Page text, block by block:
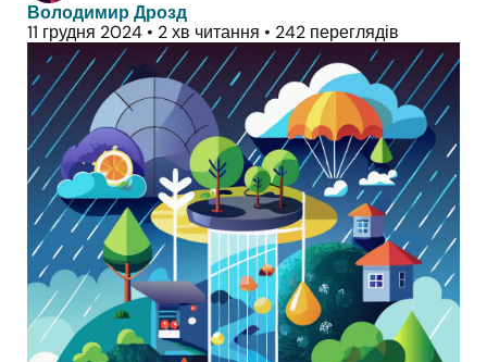
Володимир Дрозд
11 грудня 2024 • 2 хв читання • 242 переглядів